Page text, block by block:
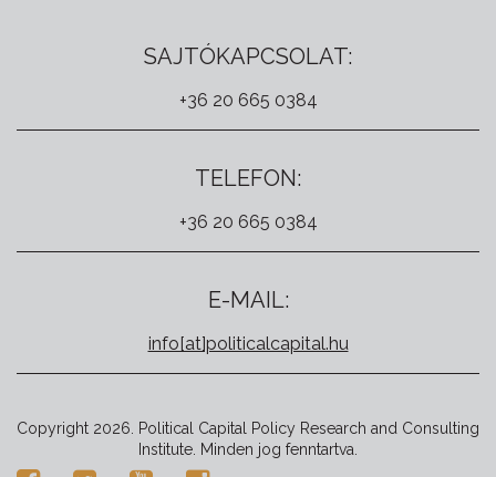
SAJTÓKAPCSOLAT:
+36 20 665 0384
TELEFON:
+36 20 665 0384
E-MAIL:
info[at]politicalcapital.hu
Copyright 2026. Political Capital Policy Research and Consulting
Institute. Minden jog fenntartva.